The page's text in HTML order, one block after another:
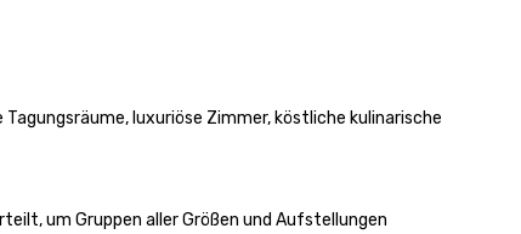
luxuriöse Zimmer, köstliche kulinarische
um Gruppen aller Größen und Aufstellungen